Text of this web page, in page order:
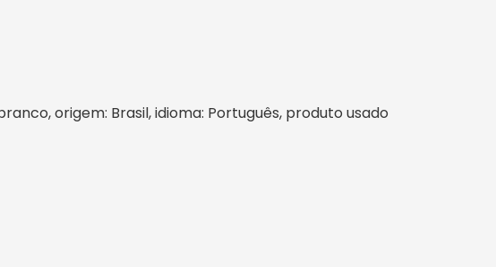
origem: Brasil, idioma: Português, produto usado